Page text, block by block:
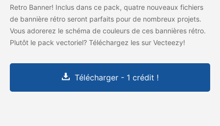
Retro Banner! Inclus dans ce pack, quatre nouveaux fichiers
de bannière rétro seront parfaits pour de nombreux projets.
Vous adorerez le schéma de couleurs de ces bannières rétro.
Plutôt le pack vectoriel? Téléchargez les sur Vecteezy!
Télécharger - 1 crédit !